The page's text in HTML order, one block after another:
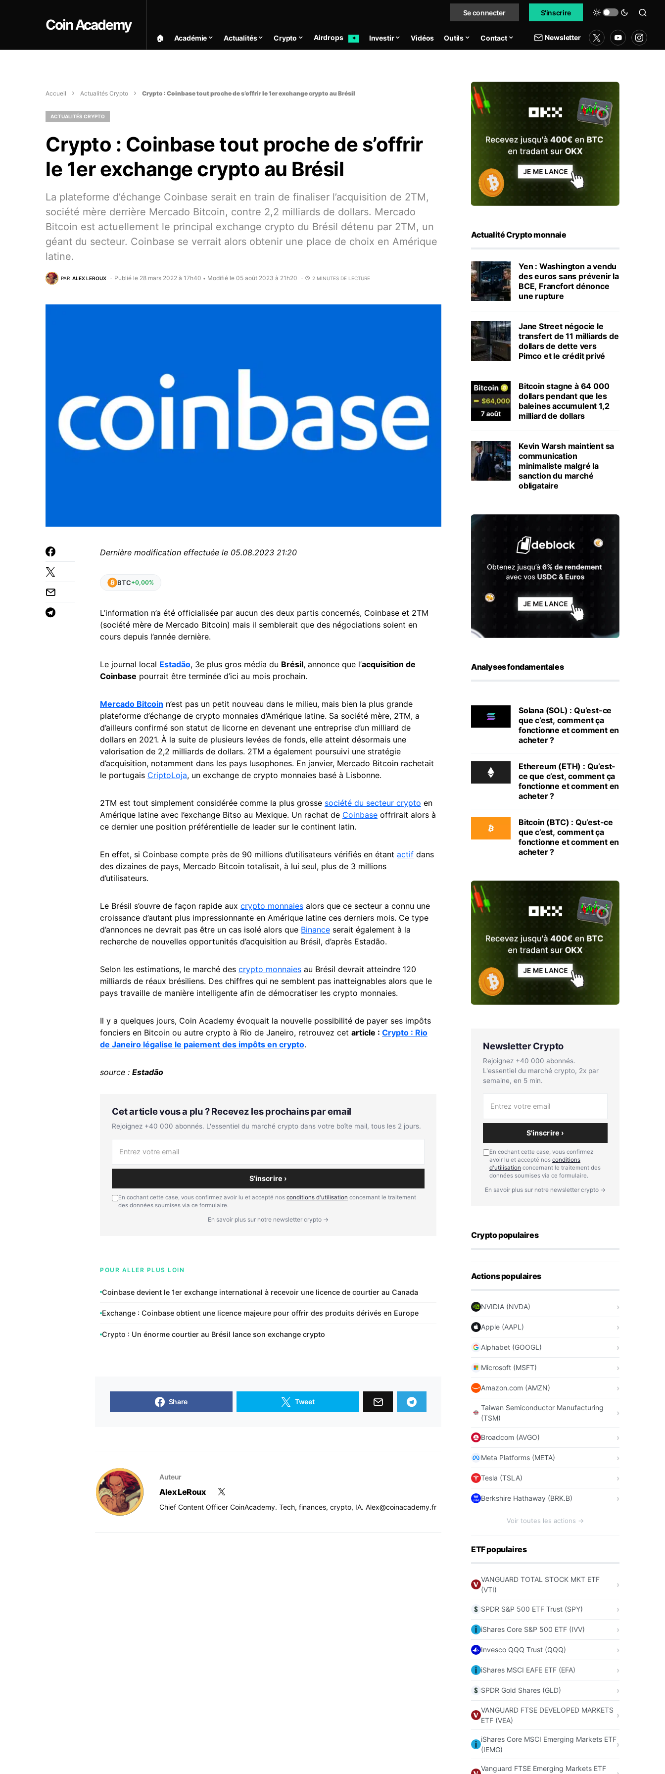
Coin Academy
Se connecter S'inscrire
🏠︎ Académie Actualités Crypto Airdrops ✦ Investir Vidéos Outils Contact Newsletter
Accueil Actualités Crypto Crypto : Coinbase tout proche de s’offrir le 1er exchange crypto au Brésil
ACTUALITÉS CRYPTO
Crypto : Coinbase tout proche de s’offrir
le 1er exchange crypto au Brésil
La plateforme d’échange Coinbase serait en train de finaliser l’acquisition de 2TM,
société mère derrière Mercado Bitcoin, contre 2,2 milliards de dollars. Mercado
Bitcoin est actuellement le principal exchange crypto du Brésil détenu par 2TM, un
géant du secteur. Coinbase se verrait alors obtenir une place de choix en Amérique
latine.
PAR ALEX LEROUX Publié le 28 mars 2022 à 17h40 • Modifié le 05 août 2023 à 21h20 2 MINUTES DE LECTURE
Dernière modification effectuée le 05.08.2023 21:20
BTC+0,00%
L’information n’a été officialisée par aucun des deux partis concernés, Coinbase et 2TM
(société mère de Mercado Bitcoin) mais il semblerait que des négociations soient en
cours depuis l’année dernière.
Le journal local Estadão, 3e plus gros média du Brésil, annonce que l’acquisition de
Coinbase pourrait être terminée d’ici au mois prochain.
Mercado Bitcoin n’est pas un petit nouveau dans le milieu, mais bien la plus grande
plateforme d’échange de crypto monnaies d’Amérique latine. Sa société mère, 2TM, a
d’ailleurs confirmé son statut de licorne en devenant une entreprise d’un milliard de
dollars en 2021. À la suite de plusieurs levées de fonds, elle atteint désormais une
valorisation de 2,2 milliards de dollars. 2TM a également poursuivi une stratégie
d’acquisition, notamment dans les pays lusophones. En janvier, Mercado Bitcoin rachetait
le portugais CriptoLoja, un exchange de crypto monnaies basé à Lisbonne.
2TM est tout simplement considérée comme la plus grosse société du secteur crypto en
Amérique latine avec l’exchange Bitso au Mexique. Un rachat de Coinbase offrirait alors à
ce dernier une position préférentielle de leader sur le continent latin.
En effet, si Coinbase compte près de 90 millions d’utilisateurs vérifiés en étant actif dans
des dizaines de pays, Mercado Bitcoin totalisait, à lui seul, plus de 3 millions
d’utilisateurs.
Le Brésil s’ouvre de façon rapide aux crypto monnaies alors que ce secteur a connu une
croissance d’autant plus impressionnante en Amérique latine ces derniers mois. Ce type
d’annonces ne devrait pas être un cas isolé alors que Binance serait également à la
recherche de nouvelles opportunités d’acquisition au Brésil, d’après Estadão.
Selon les estimations, le marché des crypto monnaies au Brésil devrait atteindre 120
milliards de réaux brésiliens. Des chiffres qui ne semblent pas inatteignables alors que le
pays travaille de manière intelligente afin de démocratiser les crypto monnaies.
Il y a quelques jours, Coin Academy évoquait la nouvelle possibilité de payer ses impôts
fonciers en Bitcoin ou autre crypto à Rio de Janeiro, retrouvez cet article : Crypto : Rio
de Janeiro légalise le paiement des impôts en crypto.
source : Estadão
Cet article vous a plu ? Recevez les prochains par email
Rejoignez +40 000 abonnés. L'essentiel du marché crypto dans votre boîte mail, tous les 2 jours.
S'inscrire ›
En cochant cette case, vous confirmez avoir lu et accepté nos conditions d'utilisation concernant le traitement
des données soumises via ce formulaire.
En savoir plus sur notre newsletter crypto →
POUR ALLER PLUS LOIN
Coinbase devient le 1er exchange international à recevoir une licence de courtier au Canada
Exchange : Coinbase obtient une licence majeure pour offrir des produits dérivés en Europe
Crypto : Un énorme courtier au Brésil lance son exchange crypto
Share Tweet
Auteur
Alex LeRoux
Chief Content Officer CoinAcademy. Tech, finances, crypto, IA. Alex@coinacademy.fr
Actualité Crypto monnaie
Yen : Washington a vendu
des euros sans prévenir la
BCE, Francfort dénonce
une rupture
Jane Street négocie le
transfert de 11 milliards de
dollars de dette vers
Pimco et le crédit privé
Bitcoin stagne à 64 000
dollars pendant que les
baleines accumulent 1,2
milliard de dollars
Kevin Warsh maintient sa
communication
minimaliste malgré la
sanction du marché
obligataire
Analyses fondamentales
Solana (SOL) : Qu’est-ce
que c’est, comment ça
fonctionne et comment en
acheter ?
Ethereum (ETH) : Qu’est-
ce que c’est, comment ça
fonctionne et comment en
acheter ?
Bitcoin (BTC) : Qu’est-ce
que c’est, comment ça
fonctionne et comment en
acheter ?
Newsletter Crypto
Rejoignez +40 000 abonnés.
L'essentiel du marché crypto, 2x par
semaine, en 5 min.
S'inscrire ›
En cochant cette case, vous confirmez
avoir lu et accepté nos conditions
d'utilisation concernant le traitement des
données soumises via ce formulaire.
En savoir plus sur notre newsletter crypto →
Crypto populaires
Actions populaires
NVIDIA (NVDA)
Apple (AAPL)
Alphabet (GOOGL)
Microsoft (MSFT)
Amazon.com (AMZN)
Taiwan Semiconductor Manufacturing
(TSM)
Broadcom (AVGO)
Meta Platforms (META)
Tesla (TSLA)
Berkshire Hathaway (BRK.B)
Voir toutes les actions →
ETF populaires
VANGUARD TOTAL STOCK MKT ETF
(VTI)
SPDR S&P 500 ETF Trust (SPY)
iShares Core S&P 500 ETF (IVV)
Invesco QQQ Trust (QQQ)
iShares MSCI EAFE ETF (EFA)
SPDR Gold Shares (GLD)
VANGUARD FTSE DEVELOPED MARKETS
ETF (VEA)
iShares Core MSCI Emerging Markets ETF
(IEMG)
Vanguard FTSE Emerging Markets ETF